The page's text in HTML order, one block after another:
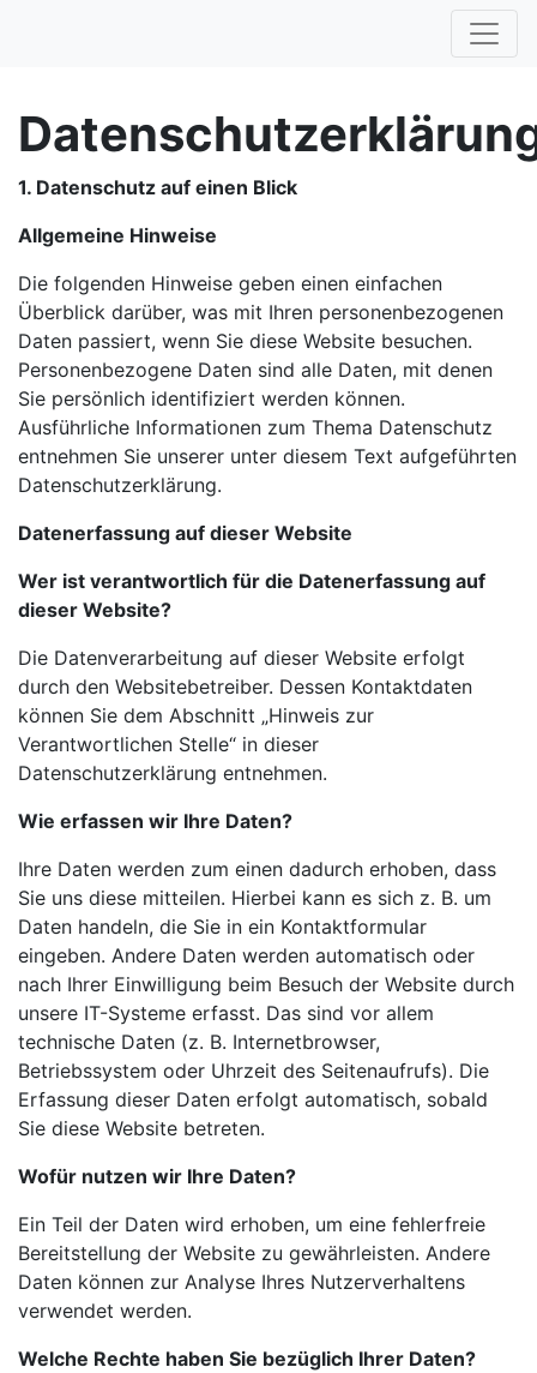
1. Datenschutz auf einen Blick
Allgemeine Hinweise
Die folgenden Hinweise geben einen einfachen
Überblick darüber, was mit Ihren personenbezogenen
Daten passiert, wenn Sie diese Website besuchen.
Personenbezogene Daten sind alle Daten, mit denen
Sie persönlich identifiziert werden können.
Ausführliche Informationen zum Thema Datenschutz
entnehmen Sie unserer unter diesem Text aufgeführten
Datenschutzerklärung.
Datenerfassung auf dieser Website
Wer ist verantwortlich für die Datenerfassung auf
dieser Website?
Die Datenverarbeitung auf dieser Website erfolgt
durch den Websitebetreiber. Dessen Kontaktdaten
können Sie dem Abschnitt „Hinweis zur
Verantwortlichen Stelle“ in dieser
Datenschutzerklärung entnehmen.
Wie erfassen wir Ihre Daten?
Ihre Daten werden zum einen dadurch erhoben, dass
Sie uns diese mitteilen. Hierbei kann es sich z. B. um
Daten handeln, die Sie in ein Kontaktformular
eingeben. Andere Daten werden automatisch oder
nach Ihrer Einwilligung beim Besuch der Website durch
unsere IT-Systeme erfasst. Das sind vor allem
technische Daten (z. B. Internetbrowser,
Betriebssystem oder Uhrzeit des Seitenaufrufs). Die
Erfassung dieser Daten erfolgt automatisch, sobald
Sie diese Website betreten.
Wofür nutzen wir Ihre Daten?
Ein Teil der Daten wird erhoben, um eine fehlerfreie
Bereitstellung der Website zu gewährleisten. Andere
Daten können zur Analyse Ihres Nutzerverhaltens
verwendet werden.
Welche Rechte haben Sie bezüglich Ihrer Daten?